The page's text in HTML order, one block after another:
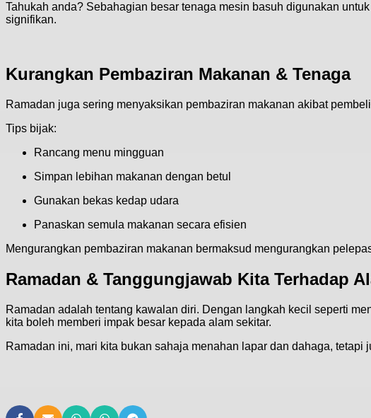
Tahukah anda? Sebahagian besar tenaga mesin basuh digunakan
signifikan.
Kurangkan Pembaziran Makanan & Tenaga
Ramadan juga sering menyaksikan pembaziran makanan akibat
Tips bijak:
Rancang menu mingguan
Simpan lebihan makanan dengan betul
Gunakan bekas kedap udara
Panaskan semula makanan secara efisien
Mengurangkan pembaziran makanan bermaksud mengurangkan
Ramadan & Tanggungjawab Kita Terhadap
Ramadan adalah tentang kawalan diri. Dengan langkah kecil seperti
kita boleh memberi impak besar kepada alam sekitar.
Ramadan ini, mari kita bukan sahaja menahan lapar dan dahaga, tetapi